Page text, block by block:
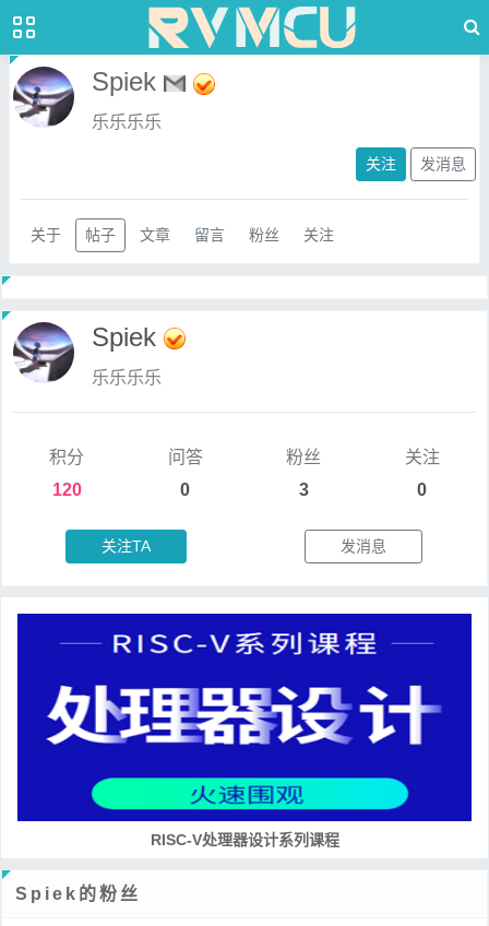
Spiek
乐乐乐乐
关注 发消息
关于 帖子 文章 留言 粉丝 关注
Spiek
乐乐乐乐
积分
120
问答
0
粉丝
3
关注
0
关注TA 发消息
RISC-V处理器设计系列课程
Spiek的粉丝